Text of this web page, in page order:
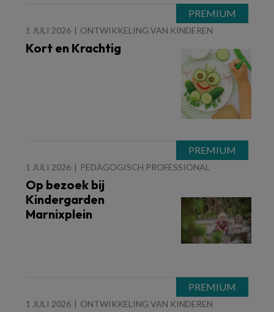
1 JULI 2026 ONTWIKKELING VAN KINDEREN
Kort en Krachtig
1 JULI 2026 PEDAGOGISCH PROFESSIONAL
Op bezoek bij
Kindergarden
Marnixplein
1 JULI 2026 ONTWIKKELING VAN KINDEREN